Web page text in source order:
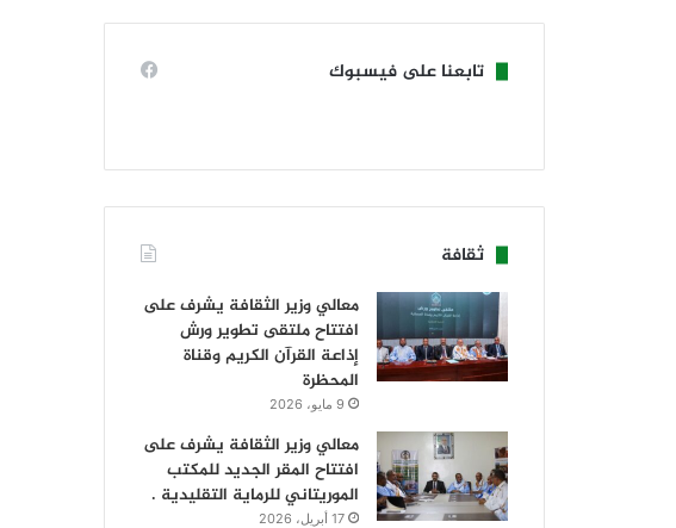
تابعنا على فيسبوك
ثقافة
معالي وزير الثقافة يشرف على
افتتاح ملتقى تطوير ورش
إذاعة القرآن الكريم وقناة
المحظرة
9 مايو، 2026
معالي وزير الثقافة يشرف على
افتتاح المقر الجديد للمكتب
الموريتاني للرماية التقليدية .
17 أبريل، 2026